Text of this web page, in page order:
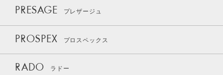
PRESAGE プレザージュ
PROSPEX プロスペックス
RADO ラドー